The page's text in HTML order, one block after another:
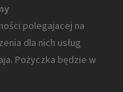
polegajacej na
dla nich usług
Pożyczka będzie w